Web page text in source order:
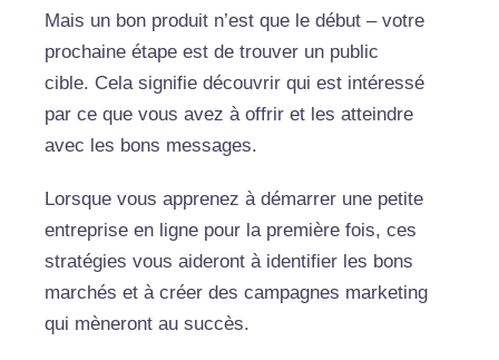
Mais un bon produit n’est que le début – votre
prochaine étape est de trouver un public
cible. Cela signifie découvrir qui est intéressé
par ce que vous avez à offrir et les atteindre
avec les bons messages.
Lorsque vous apprenez à démarrer une petite
entreprise en ligne pour la première fois, ces
stratégies vous aideront à identifier les bons
marchés et à créer des campagnes marketing
qui mèneront au succès.